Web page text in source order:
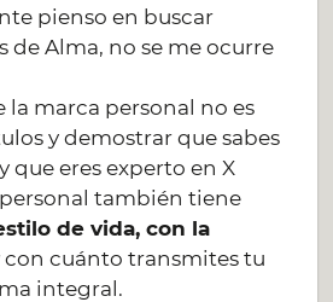
pienso en buscar
de Alma, no se me ocurre
la marca personal no es
y demostrar que sabes
que eres experto en X
también tiene
de vida, con la
con cuánto transmites tu
integral.